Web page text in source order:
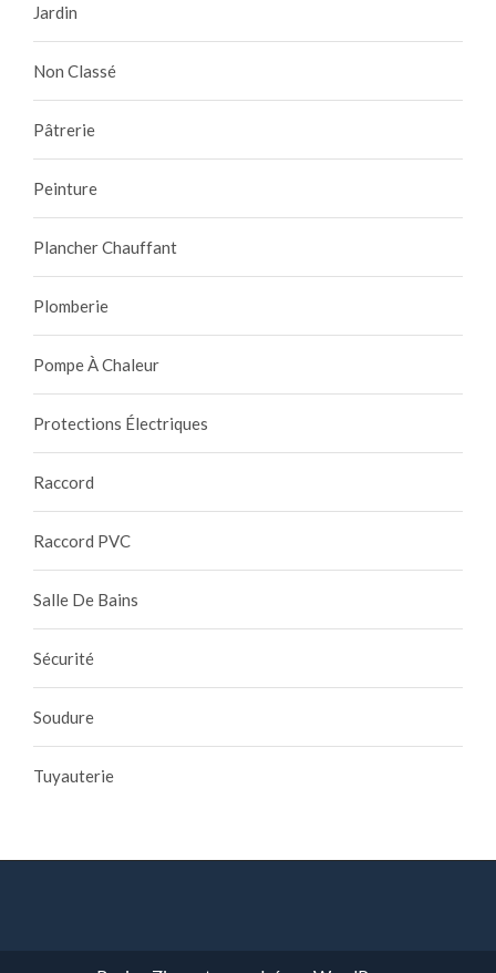
Jardin
Non Classé
Pâtrerie
Peinture
Plancher Chauffant
Plomberie
Pompe À Chaleur
Protections Électriques
Raccord
Raccord PVC
Salle De Bains
Sécurité
Soudure
Tuyauterie